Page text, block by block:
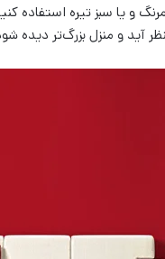
و یا سبز تیره استفاده
آید و منزل بزرگ‌‌تر دیده